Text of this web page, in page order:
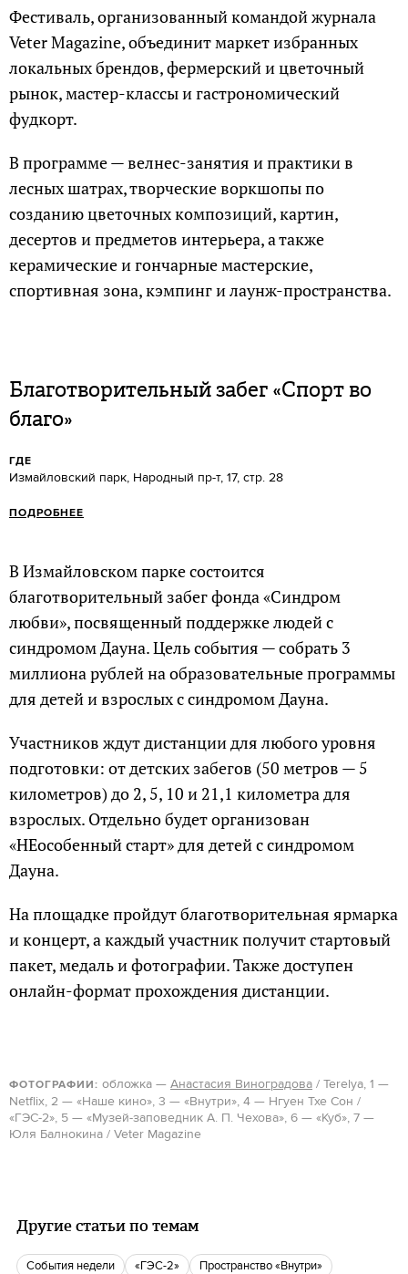
Фестиваль, организованный командой журнала
Veter Magazine, объединит маркет избранных
локальных брендов, фермерский и цветочный
рынок, мастер-классы и гастрономический
фудкорт.
В программе — велнес-занятия и практики в
лесных шатрах, творческие воркшопы по
созданию цветочных композиций, картин,
десертов и предметов интерьера, а также
керамические и гончарные мастерские,
спортивная зона, кэмпинг и лаунж-пространства.
Благотворительный забег «Спорт во
благо»
ГДЕ
Измайловский парк, Народный пр-т, 17, стр. 28
ПОДРОБНЕЕ
В Измайловском парке состоится
благотворительный забег фонда «Синдром
любви», посвященный поддержке людей с
синдромом Дауна. Цель события — собрать 3
миллиона рублей на образовательные программы
для детей и взрослых с синдромом Дауна.
Участников ждут дистанции для любого уровня
подготовки: от детских забегов (50 метров — 5
километров) до 2, 5, 10 и 21,1 километра для
взрослых. Отдельно будет организован
«НЕособенный старт» для детей с синдромом
Дауна.
На площадке пройдут благотворительная ярмарка
и концерт, а каждый участник получит стартовый
пакет, медаль и фотографии. Также доступен
онлайн-формат прохождения дистанции.
ФОТОГРАФИИ: обложка — Анастасия Виноградова / Terelya, 1 —
Netflix, 2 — «Наше кино», 3 — «Внутри», 4 — Нгуен Тхе Сон /
«ГЭС-2», 5 — «Музей-заповедник А. П. Чехова», 6 — «Куб», 7 —
Юля Балнокина / Veter Magazine
Другие статьи по темам
События недели «ГЭС-2»
пространство «Внутри»